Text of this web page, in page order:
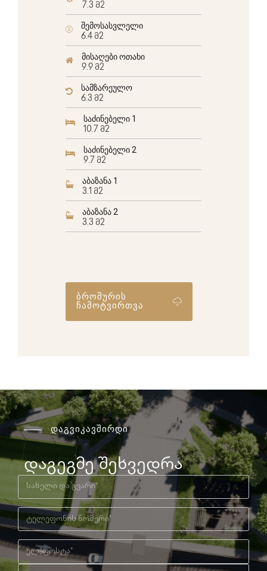
7.3 მ2
შემოსასვლელი
6.4 მ2
მისაღები ოთახი
9.9 მ2
სამზარეულო
6.3 მ2
საძინებელი 1
10.7 მ2
საძინებელი 2
9.7 მ2
აბაზანა 1
3.1 მ2
აბაზანა 2
3.3 მ2
ბროშურის
ჩამოტვირთვა
დაგვიკავშირდი
დაგეგმე შეხვედრა